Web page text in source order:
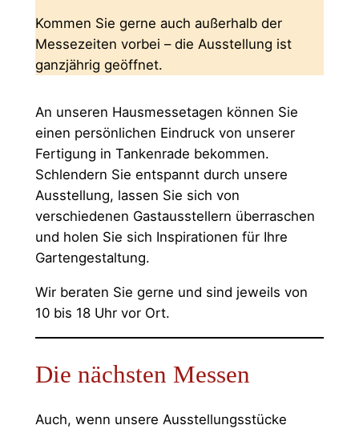
Kommen Sie gerne auch außerhalb der
Messezeiten vorbei – die Ausstellung ist
ganzjährig geöffnet.
An unseren Hausmessetagen können Sie
einen persönlichen Eindruck von unserer
Fertigung in Tankenrade bekommen.
Schlendern Sie entspannt durch unsere
Ausstellung, lassen Sie sich von
verschiedenen Gastausstellern überraschen
und holen Sie sich Inspirationen für Ihre
Gartengestaltung.
Wir beraten Sie gerne und sind jeweils von
10 bis 18 Uhr vor Ort.
Die nächsten Messen
Auch, wenn unsere Ausstellungsstücke